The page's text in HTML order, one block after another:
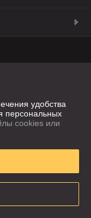
Минск, ул.
Игнатова, 71
удобства
персональных
cookies или